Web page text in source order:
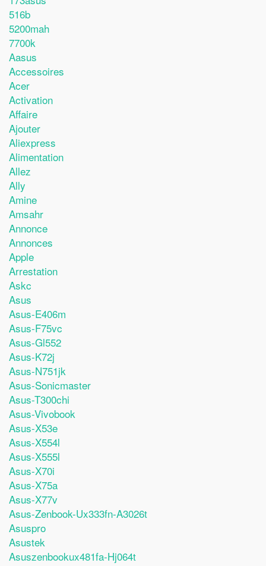
516b
5200mah
7700k
Aasus
Accessoires
Acer
Activation
Affaire
Ajouter
Aliexpress
Alimentation
Allez
Ally
Amine
Amsahr
Annonce
Annonces
Apple
Arrestation
Askc
Asus
Asus-E406m
Asus-F75vc
Asus-Gl552
Asus-K72j
Asus-N751jk
Asus-Sonicmaster
Asus-T300chi
Asus-Vivobook
Asus-X53e
Asus-X554l
Asus-X555l
Asus-X70i
Asus-X75a
Asus-X77v
Asus-Zenbook-Ux333fn-A3026t
Asuspro
Asustek
Asuszenbookux481fa-Hj064t